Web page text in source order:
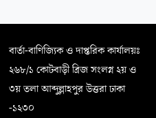
বার্তা-বাণিজ্যিক ও দাপ্তরিক কার্যালয়ঃ
২৬৮/১ কোটবাড়ী ব্রিজ সংলগ্ন ২য় ও
৩য় তলা আব্দুল্লাহপুর উত্তরা ঢাকা
-১২৩০